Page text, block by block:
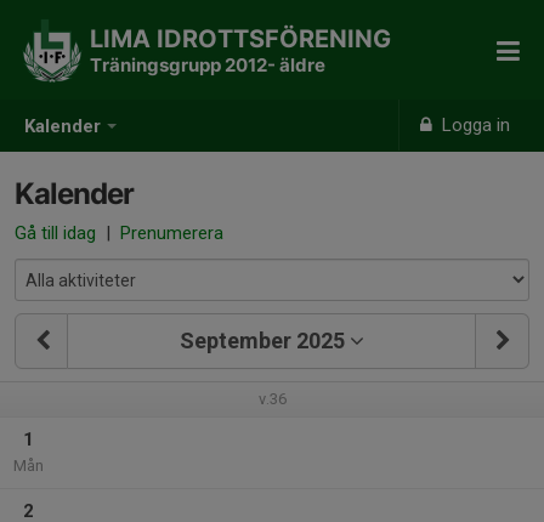
Kalender Logga in
LIMA IDROTTSFÖRENING
Träningsgrupp 2012- äldre
Kalender
Gå till idag | Prenumerera
September 2025
v.36
1
Mån
2